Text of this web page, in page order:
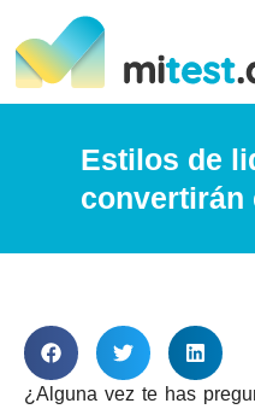
Estilos de
convertirán
¿Alguna vez te has